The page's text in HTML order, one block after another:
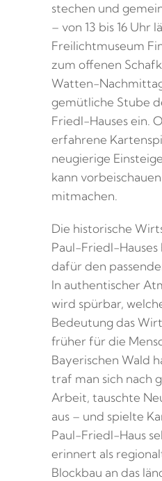
stechen und
– von 13 bis 16 Uhr
Freilichtmuseum
zum offenen
Watten-
gemütliche Stube
Friedl-Hauses ein.
erfahrene
neugierige
kann
mitmachen.
Die historische
Paul-Friedl-
dafür den
In authentischer
wird spürbar,
Bedeutung das
früher für die
Bayerischen Wald
traf man sich nach
Arbeit, tauschte
aus – und spielte
Paul-Friedl-Haus
erinnert als
Blockbau an das